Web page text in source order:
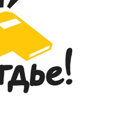
2026-05-27
“УЛААНБААТАР МАРАФОН-2026”
ОЛОН УЛСЫН ГҮЙЛТИЙН ТЭМЦЭЭНД
ГССҮТ-ИЙН ЭМЧ, МЭРГЭЖИЛТНҮҮД
АМЖИЛТТАЙ ОРОЛЦЛОО...
2026-05-26
ГЭМТЭЛ СОГОГ СУДЛАЛЫН
ҮНДЭСНИЙ ТӨВИЙН ДЭРГЭДЭХ